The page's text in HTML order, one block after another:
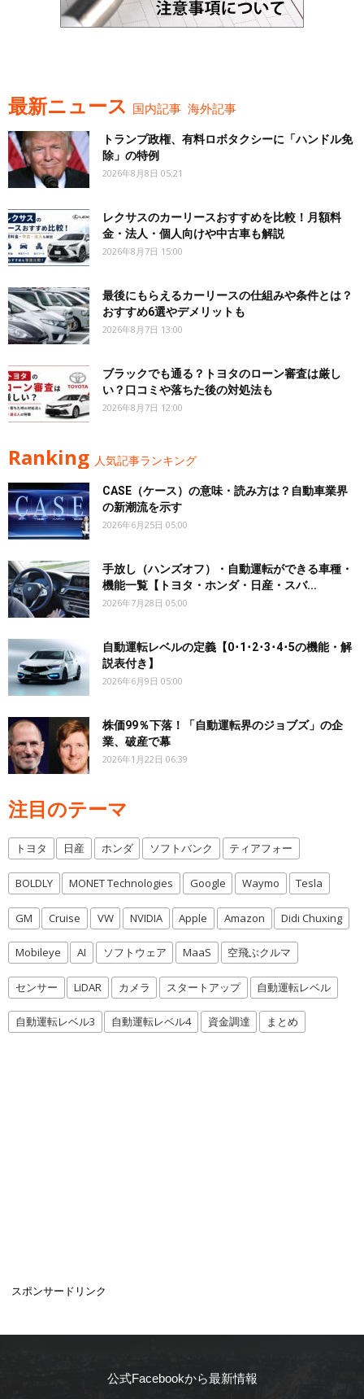
最新ニュース 国内記事 海外記事
トランプ政権、有料ロボタクシーに「ハンドル免
除」の特例
2026年8月8日 05:21
レクサスのカーリースおすすめを比較！月額料
金・法人・個人向けや中古車も解説
2026年8月7日 15:00
最後にもらえるカーリースの仕組みや条件とは？
おすすめ6選やデメリットも
2026年8月7日 13:00
ブラックでも通る？トヨタのローン審査は厳し
い？口コミや落ちた後の対処法も
2026年8月7日 12:00
Ranking 人気記事ランキング
CASE（ケース）の意味・読み方は？自動車業界
の新潮流を示す
2026年6月25日 05:00
手放し（ハンズオフ）・自動運転ができる車種・
機能一覧【トヨタ・ホンダ・日産・スバ...
2026年7月28日 05:00
自動運転レベルの定義【0･1･2･3･4･5の機能・解
説表付き】
2026年6月9日 05:00
株価99％下落！「自動運転界のジョブズ」の企
業、破産で幕
2026年1月22日 06:39
注目のテーマ
トヨタ 日産 ホンダ ソフトバンク ティアフォー
BOLDLY MONET Technologies Google Waymo Tesla
GM Cruise VW NVIDIA Apple Amazon Didi Chuxing
Mobileye AI ソフトウェア MaaS 空飛ぶクルマ
センサー LiDAR カメラ スタートアップ 自動運転レベル
自動運転レベル3 自動運転レベル4 資金調達 まとめ
スポンサードリンク
公式Facebookから最新情報